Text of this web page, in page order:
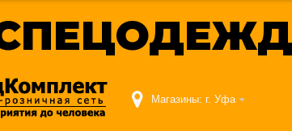
Магазины: г. Уфа